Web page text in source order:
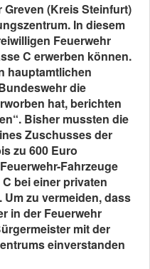
Greven (Kreis Steinfurt)
In diesem
Feuerwehr
C erwerben können.
hauptamtlichen
die
hat, berichten
Bisher mussten die
Zuschusses der
zu 600 Euro
Fahrzeuge
bei einer privaten
zu vermeiden, dass
in der Feuerwehr
mit der
einverstanden